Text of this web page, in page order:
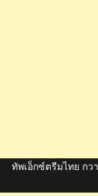
ทัพเอ็กซ์ตรีมไทย กว